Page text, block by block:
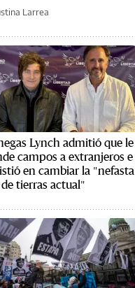
Larrea
Lynch admitió que le
campos a extranjeros e
en cambiar la "nefasta
tierras actual"